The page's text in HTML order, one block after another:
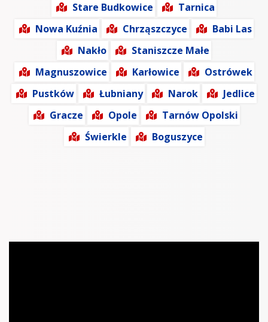
Stare Budkowice
Tarnica
Nowa Kuźnia
Chrząszczyce
Babi Las
Nakło
Staniszcze Małe
Magnuszowice
Karłowice
Ostrówek
Pustków
Łubniany Narok
Jedlice
Gracze
Opole
Tarnów Opolski
Świerkle
Boguszyce